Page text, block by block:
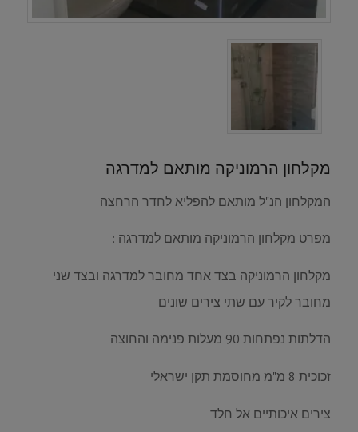
מקלחון הרמוניקה מותאם למדרגה
המקלחון הנ"ל מותאם להפליא לחדר הרחצה
מפרט מקלחון הרמוניקה מותאם למדרגה :
מקלחון הרמוניקה בצד אחד מחובר למדרגה ובצד שני
מחובר לקיר עם שתי צירים שונים
הדלתות נפתחות 90 מעלות פנימה והחוצה
זכוכית 8 מ"מ מחוסמת תקן ישראלי
צירים איכותיים אל חלד